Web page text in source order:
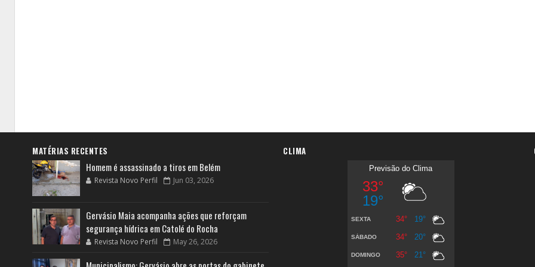
MATÉRIAS RECENTES
Homem é assassinado a tiros em Belém
Revista Novo Perfil Jun 03, 2026
Gervásio Maia acompanha ações que reforçam
segurança hídrica em Catolé do Rocha
Revista Novo Perfil May 26, 2026
CLIMA